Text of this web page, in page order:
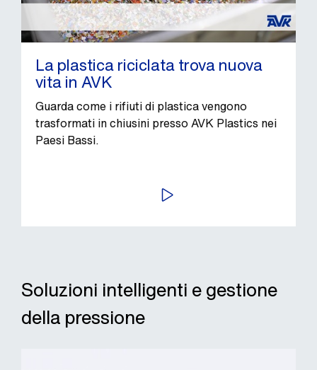
La plastica riciclata trova nuova
vita in AVK
Guarda come i rifiuti di plastica vengono
trasformati in chiusini presso AVK Plastics nei
Paesi Bassi.
AVVIA
Soluzioni intelligenti e gestione
della pressione